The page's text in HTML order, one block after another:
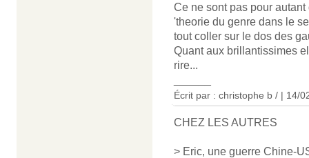
Ce ne sont pas pour
'theorie du genre dans le
tout coller sur le dos des
Quant aux brillantissimes
rire...
Écrit par : christophe b / | 14/
CHEZ LES AUTRES
> Eric, une guerre Chine-